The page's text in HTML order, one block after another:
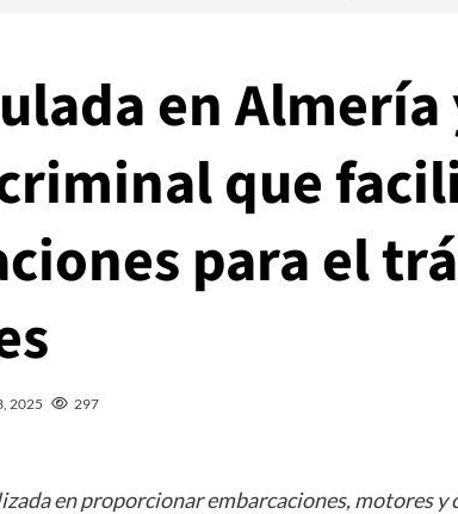
en
que
para el
2025 297
en proporcionar embarcaciones, motores